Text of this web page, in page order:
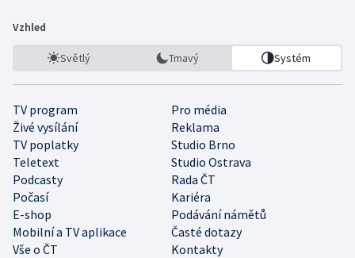
Vzhled
Světlý Tmavý Systém
TV program
Pro média
Živé vysílání
Reklama
TV poplatky
Studio Brno
Teletext
Studio Ostrava
Podcasty
Rada ČT
Počasí
Kariéra
E-shop
Podávání námětů
Mobilní a TV aplikace
Časté dotazy
Vše o ČT
Kontakty